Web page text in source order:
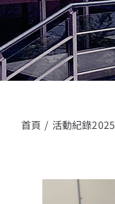
辦公空間
13+新創課程
首頁 活動紀錄2025